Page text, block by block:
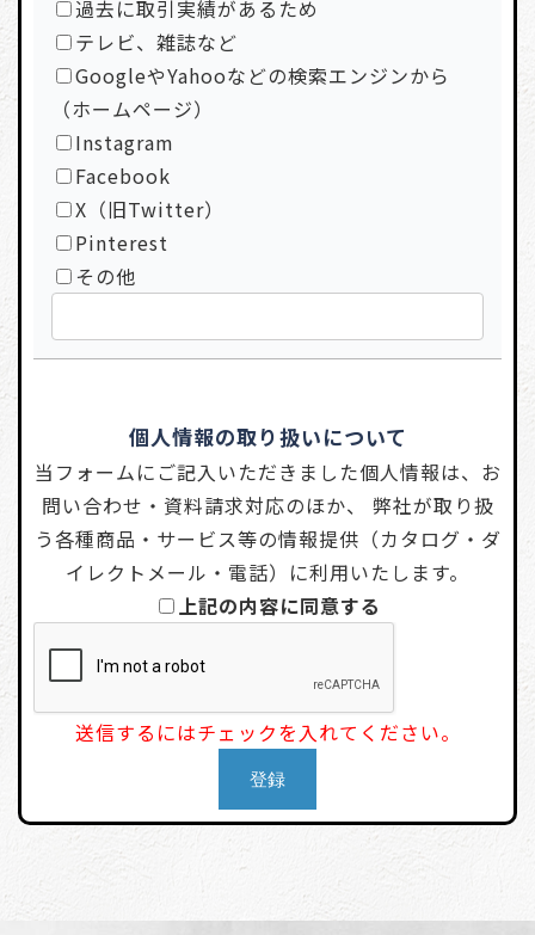
過去に取引実績があるため
テレビ、雑誌など
GoogleやYahooなどの検索エンジンから
（ホームページ）
Instagram
Facebook
X（旧Twitter）
Pinterest
その他
個人情報の取り扱いについて
当フォームにご記入いただきました個人情報は、お
問い合わせ・資料請求対応のほか、 弊社が取り扱
う各種商品・サービス等の情報提供（カタログ・ダ
イレクトメール・電話）に利用いたします。
上記の内容に同意する
送信するにはチェックを入れてください。